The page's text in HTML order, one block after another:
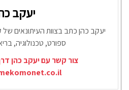
יעקב
יעקב כהן כתב בצוות העיתונאים של
ספורט, טכנולוגיה,
צור קשר עם יעקב כהן